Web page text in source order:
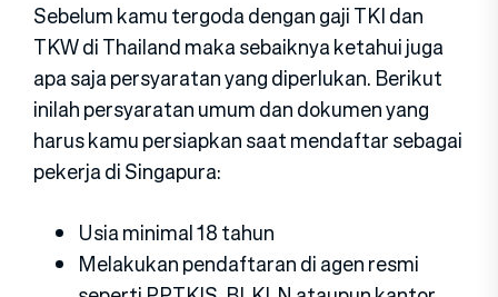
Sebelum kamu tergoda dengan gaji TKI dan
TKW di Thailand maka sebaiknya ketahui juga
apa saja persyaratan yang diperlukan. Berikut
inilah persyaratan umum dan dokumen yang
harus kamu persiapkan saat mendaftar sebagai
pekerja di Singapura:
Usia minimal 18 tahun
Melakukan pendaftaran di agen resmi